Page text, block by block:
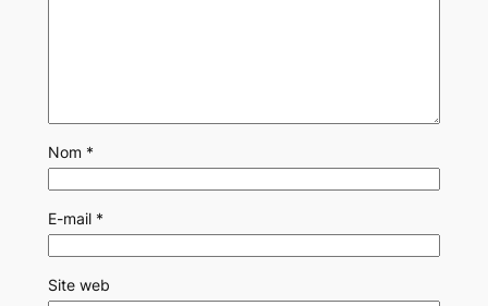
Nom *
E-mail *
Site web